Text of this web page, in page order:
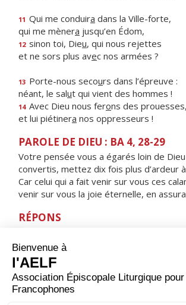
11 Qui me conduira dans la Ville-forte,
qui me mènera jusqu’en Édom,
12 sinon toi, Dieu, qui nous rejettes
et ne sors plus avec nos armées ?
13 Porte-nous secours dans l’épreuve :
néant, le salut qui vient des hommes !
14 Avec Dieu nous ferons des prouesses,
et lui piétinera nos oppresseurs !
PAROLE DE DIEU : BA 4, 28-29
Votre pensée vous a égarés loin de
convertis, mettez dix fois plus d’ardeur
Car celui qui a fait venir sur vous ces
venir sur vous la joie éternelle, en
RÉPONS
près de lui abonde le rachat.
ORAISON
Nous te prions, Seigneur Jésus Christ, à
élevé sur la croix pour le rachat du